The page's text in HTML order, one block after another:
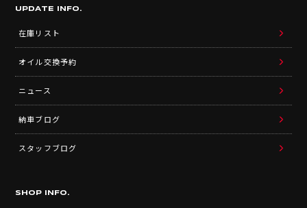
UPDATE INFO.
在庫リスト
オイル交換予約
ニュース
納車ブログ
スタッフブログ
SHOP INFO.